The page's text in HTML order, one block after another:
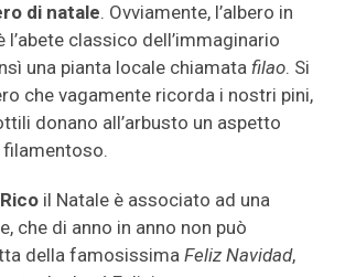
di natale. Ovviamente, l’albero in
l’abete classico dell’immaginario
una pianta locale chiamatafilao. Si
che vagamente ricorda i nostri pini,
donano all’arbusto un aspetto
il Natale è associato ad una
che di anno in anno non può
della famosissima Feliz Navidad,